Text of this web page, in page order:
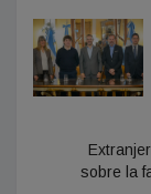
sobre la